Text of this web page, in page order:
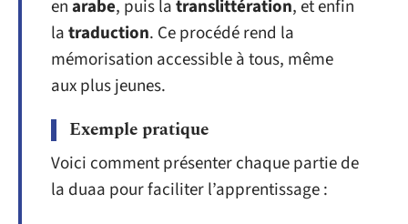
enarabe, puis latranslittération, et enfin
latraduction. Ce procédé rend la
mémorisation accessible à tous, même
aux plus jeunes.
Exemple pratique
Voici comment présenter chaque partie de
la duaa pour faciliter l’apprentissage :